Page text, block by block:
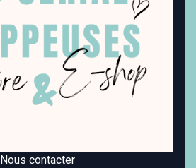
Nous contacter